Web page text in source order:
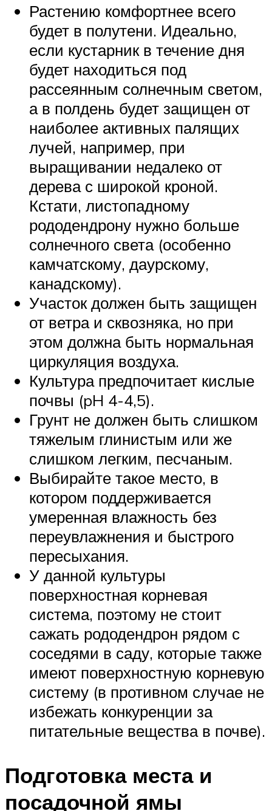
Растению комфортнее всего
будет в полутени. Идеально,
если кустарник в течение дня
будет находиться под
рассеянным солнечным светом,
а в полдень будет защищен от
наиболее активных палящих
лучей, например, при
выращивании недалеко от
дерева с широкой кроной.
Кстати, листопадному
рододендрону нужно больше
солнечного света (особенно
камчатскому, даурскому,
канадскому).
Участок должен быть защищен
от ветра и сквозняка, но при
этом должна быть нормальная
циркуляция воздуха.
Культура предпочитает кислые
почвы (pH 4-4,5).
Грунт не должен быть слишком
тяжелым глинистым или же
слишком легким, песчаным.
Выбирайте такое место, в
котором поддерживается
умеренная влажность без
переувлажнения и быстрого
пересыхания.
У данной культуры
поверхностная корневая
система, поэтому не стоит
сажать рододендрон рядом с
соседями в саду, которые также
имеют поверхностную корневую
систему (в противном случае не
избежать конкуренции за
питательные вещества в почве).
Подготовка места и
посадочной ямы